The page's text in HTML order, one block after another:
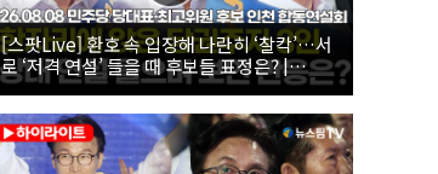
[스팟Live] 환호 속 입장해 나란히 ‘찰칵’…서
로 ‘저격 연설’ 들을 때 후보들 표정은? |
26.08.08 더불어민주당 당대표·최고위원 후
보 인천 합동연설회